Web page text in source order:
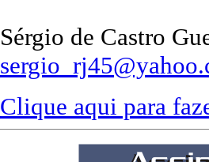
Sérgio de Castro
Clique aqui para